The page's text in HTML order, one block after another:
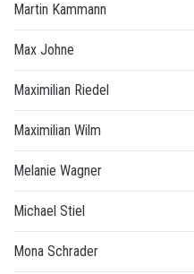
Martin Kammann
Max Johne
Maximilian Riedel
Maximilian Wilm
Melanie Wagner
Michael Stiel
Mona Schrader